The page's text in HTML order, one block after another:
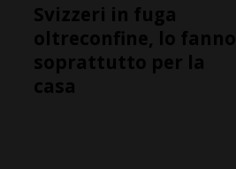
Svizzeri in fuga
oltreconfine, lo fanno
soprattutto per la
casa